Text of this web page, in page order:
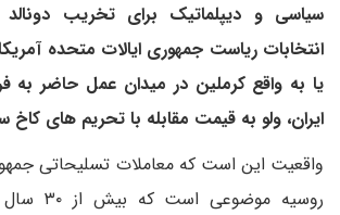
سیاسی و دیپلماتیک برای تخریب دونالد
انتخابات ریاست جمهوری ایالات متحده
یا به واقع کرملین در میدان عمل حاضر
ایران، ولو به قیمت مقابله با تحریم های کاخ
واقعیت این است که معاملات تسلیحاتی
روسیه